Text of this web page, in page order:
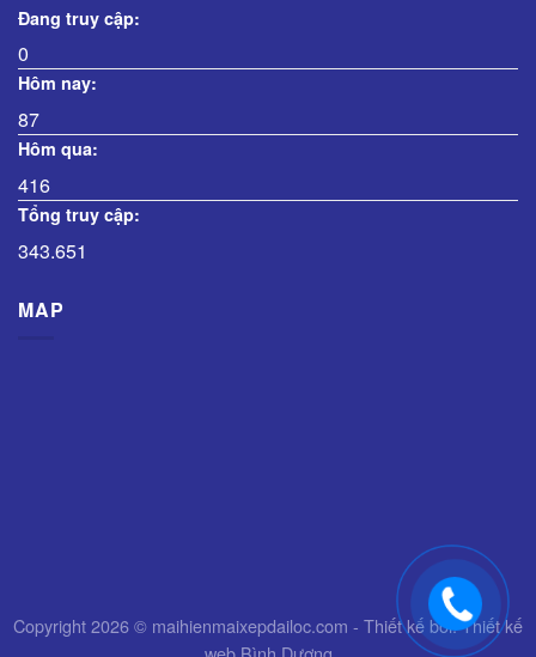
Đang truy cập:
0
Hôm nay:
87
Hôm qua:
416
Tổng truy cập:
343.651
MAP
Copyright 2026 © maihienmaixepdailoc.com - Thiết kế bởi:Thiết kế